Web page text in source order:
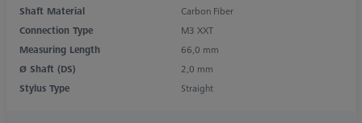
Shaft Material
Carbon Fiber
Connection Type
M3 XXT
Measuring Length
66,0 mm
Ø Shaft (DS)
2,0 mm
Stylus Type
Straight